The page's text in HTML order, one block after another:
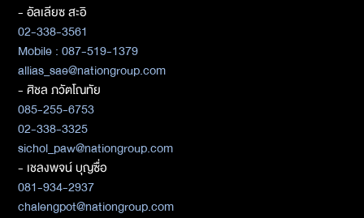
- อัลเลียซ สะอิ
02-338-3561
Mobile : 087-519-1379
allias_sae@nationgroup.com
- ศิชล ภวัตโณทัย
085-255-6753
02-338-3325
sichol_paw@nationgroup.com
- เชลงพจน์ บุญซื่อ
081-934-2937
chalengpot@nationgroup.com